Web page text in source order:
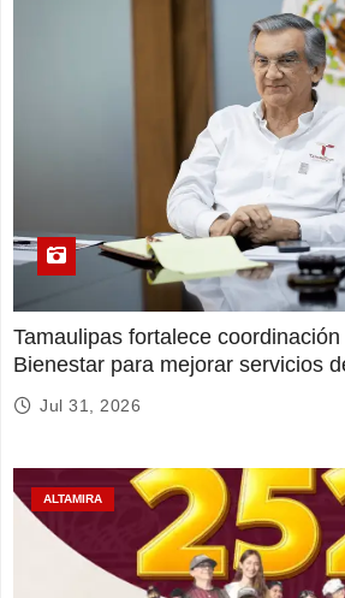
Tamaulipas fortalece
Bienestar para mejorar servicios
Jul 31, 2026
ALTAMIRA